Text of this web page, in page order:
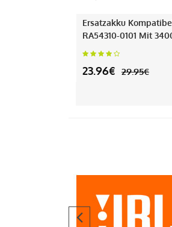
Ersatzakku
RA54310-0101 Mit
23.96€ 29.95€